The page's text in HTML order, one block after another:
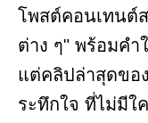
โพสต์คอนเทนต์
ต่าง ๆ" พร้อมคำ
แต่คลิปล่าสุดขอ
ระทึกใจ ที่ไม่มีใ